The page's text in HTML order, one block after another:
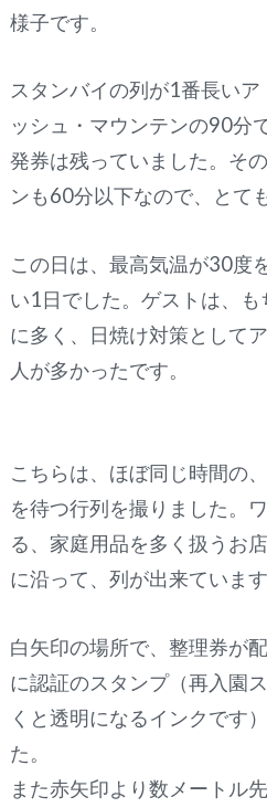
様子です。
スタンバイの列が1番長い
ッシュ・マウンテンの90分
発券は残っていました。そ
ンも60分以下なので、とて
この日は、最高気温が30度
い1日でした。ゲストは、
に多く、日焼け対策として
人が多かったです。
こちらは、ほぼ同じ時間の
を待つ行列を撮りました。
る、家庭用品を多く扱うお
に沿って、列が出来ています
白矢印の場所で、整理券が
に認証のスタンプ（再入園
くと透明になるインクです
た。
また赤矢印より数メートル